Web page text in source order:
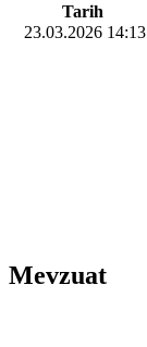
Tarih
23.03.2026 14:13
Mevzuat